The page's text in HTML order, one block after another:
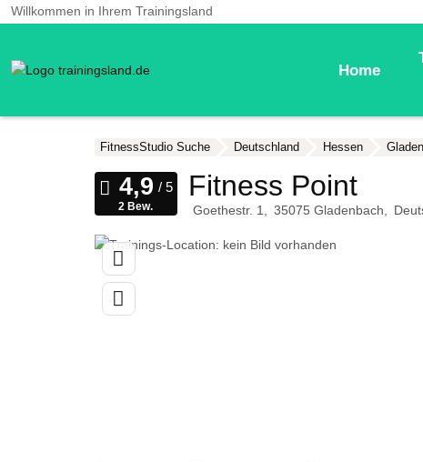
Willkommen in Ihrem Trainingsland
Home
FitnessStudio Suche Deutschland Hessen
Fitness Point
Goethestr. 1 35075 Gladenbach
2 Bew.